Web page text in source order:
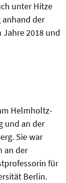
unter Hitze
der
2018 und
Helmholtz-
und an der
Sie war
an der
für
Berlin.